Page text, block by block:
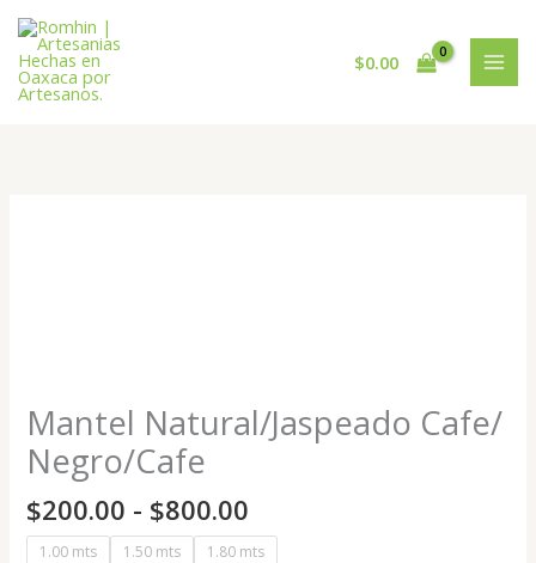
contenido
$0.00
Mantel Natural/Jaspeado Cafe/
Negro/Cafe
$200.00 - $800.00
1.00 mts 1.50 mts 1.80 mts